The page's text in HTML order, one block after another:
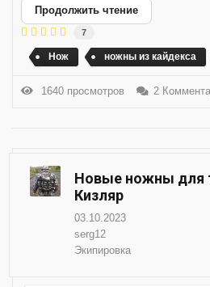
Продолжить чтение
7
Нож ножны из кайдекса
1640 просмотров 2
Новые ножны для
Кизляр
03.10.2023
serg12
Экипировка